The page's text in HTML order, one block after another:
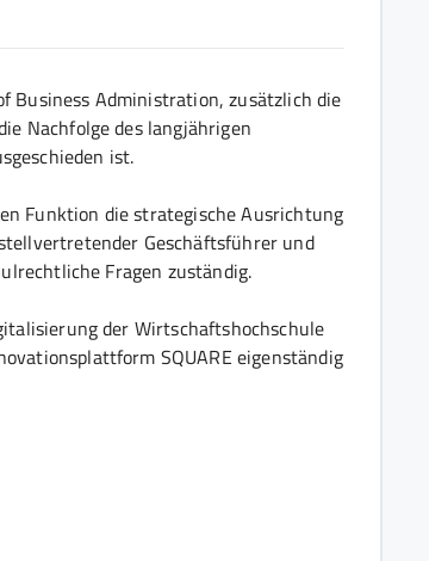
Business Administration, zusätzlich die
Nachfolge des langjährigen
ist.
Funktion die strategische Ausrichtung
Geschäftsführer und
Fragen zuständig.
der Wirtschaftshochschule
SQUARE eigenständig